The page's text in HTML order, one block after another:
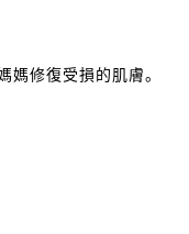
修復受損的肌膚。